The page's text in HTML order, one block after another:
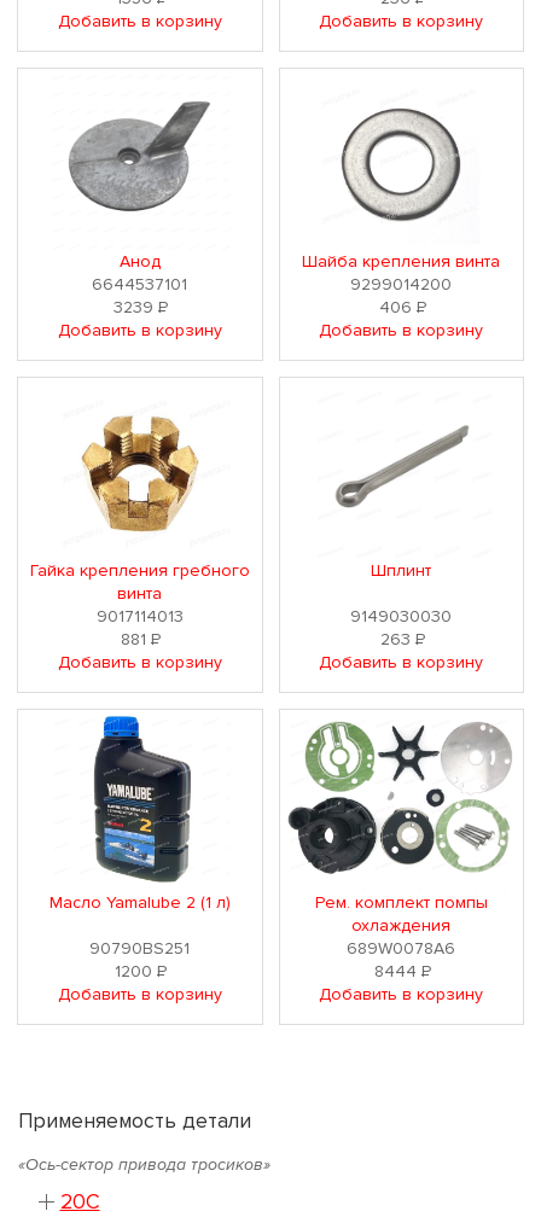
Добавить в корзину
Добавить в корзину
Анод
6644537101
3239Р
Добавить в корзину
Шайба крепления винта
9299014200
406 Р
Добавить в корзину
Гайка крепления гребного
винта
9017114013
881Р
Добавить в корзину
Шплинт
9149030030
263 Р
Добавить в корзину
Масло Yamalube 2 (1 л)
90790BS251
1200Р
Добавить в корзину
Рем. комплект помпы
охлаждения
689W0078A6
8444 Р
Добавить в корзину
Применяемость детали
«Ось-сектор привода тросиков»
20C